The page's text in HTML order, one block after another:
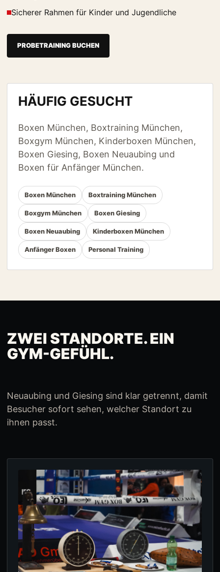
Sicherer Rahmen für Kinder und Jugendliche
PROBETRAINING BUCHEN
HÄUFIG GESUCHT
Boxen München, Boxtraining München,
Boxgym München, Kinderboxen München,
Boxen Giesing, Boxen Neuaubing und
Boxen für Anfänger München.
Boxen München Boxtraining München
Boxgym München Boxen Giesing
Boxen Neuaubing Kinderboxen München
Anfänger Boxen Personal Training
ZWEI STANDORTE. EIN
GYM-GEFÜHL.
Neuaubing und Giesing sind klar getrennt, damit
Besucher sofort sehen, welcher Standort zu
ihnen passt.